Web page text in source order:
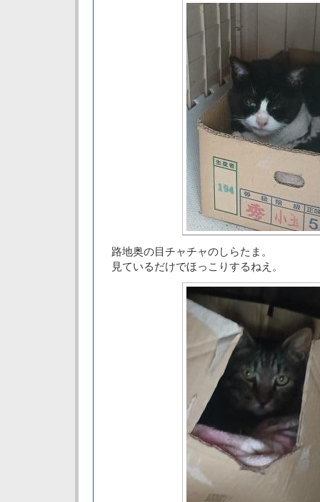
路地奥の目チャチャのしらたま。
見ているだけでほっこりするねえ。